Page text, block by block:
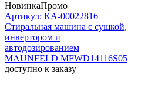
НовинкаПромо
Артикул: КА-00022816
Стиральная машина c сушкой,
инвертором и
автодозированием
MAUNFELD MFWD14116S05
доступно к заказу